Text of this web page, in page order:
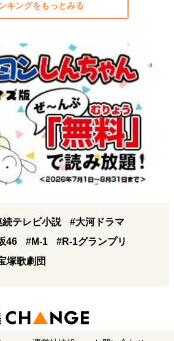
キングをもっとみる
続テレビ小説
#大河ドラマ
46 #M-1
#R-1グランプリ
塚歌劇団